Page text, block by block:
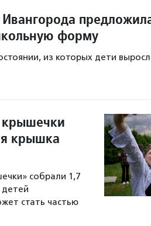
форму
из которых дети
крышка
собрали 1,7
стать частью